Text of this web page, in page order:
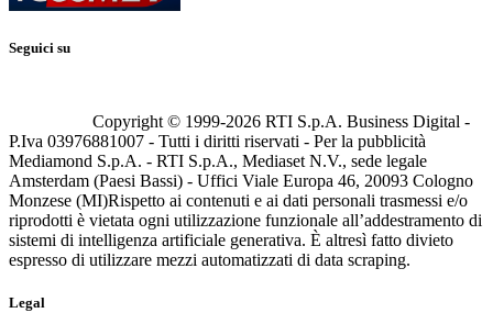
Seguici su
Copyright © 1999-2026 RTI S.p.A. Business Digital -
P.Iva 03976881007 - Tutti i diritti riservati - Per la pubblicità
Mediamond S.p.A. - RTI S.p.A., Mediaset N.V., sede legale
Amsterdam (Paesi Bassi) - Uffici Viale Europa 46, 20093 Cologno
Monzese (MI)Rispetto ai contenuti e ai dati personali trasmessi e/o
riprodotti è vietata ogni utilizzazione funzionale all’addestramento di
sistemi di intelligenza artificiale generativa. È altresì fatto divieto
espresso di utilizzare mezzi automatizzati di data scraping.
Legal